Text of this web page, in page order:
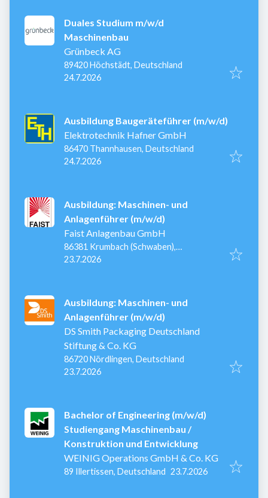
Duales Studium m/w/d
Maschinenbau
Grünbeck AG
89420 Höchstädt, Deutschland
Veröffentlicht
24.7.2026
Ausbildung Baugeräteführer (m/w/d)
Elektrotechnik Hafner GmbH
86470 Thannhausen, Deutschland
Veröffentlicht
24.7.2026
Ausbildung: Maschinen- und
Anlagenführer (m/w/d)
Faist Anlagenbau GmbH
86381 Krumbach (Schwaben),
Deutschland
Veröffentlicht
23.7.2026
Ausbildung: Maschinen- und
Anlagenführer (m/w/d)
DS Smith Packaging Deutschland
Stiftung & Co. KG
86720 Nördlingen, Deutschland
Veröffentlicht
23.7.2026
Bachelor of Engineering (m/w/d)
Studiengang Maschinenbau /
Konstruktion und Entwicklung
WEINIG Operations GmbH & Co. KG
89 Illertissen, Deutschland Veröffentlicht
23.7.2026